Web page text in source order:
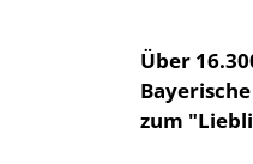
Über
zum